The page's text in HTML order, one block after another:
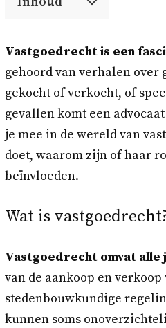
Vastgoedrecht is een
gehoord van verhalen over
gekocht of verkocht, of
gevallen komt een
je mee in de wereld van
doet, waarom zijn of haar
beïnvloeden.
Wat is
Vastgoedrecht omvat
van de aankoop en
stedenbouwkundige
kunnen soms